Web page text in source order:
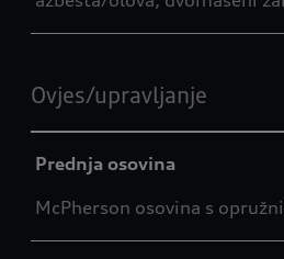
Ovjes/upravljanje
Prednja osovina
McPherson osovina s